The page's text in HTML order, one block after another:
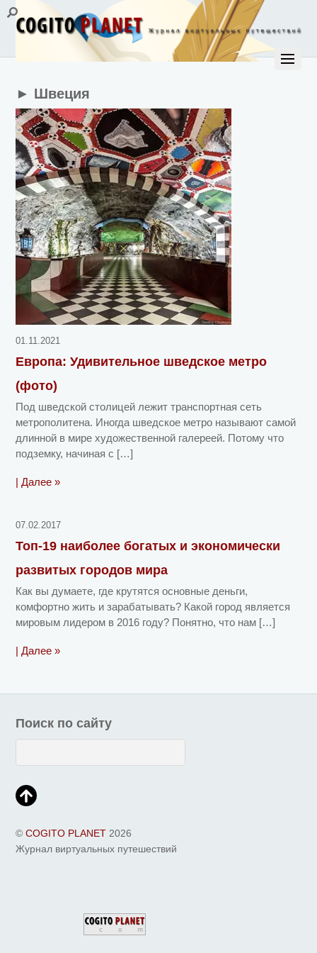
► Швеция
01.11.2021
Европа: Удивительное шведское метро
(фото)
Под шведской столицей лежит транспортная сеть
метрополитена. Иногда шведское метро называют самой
длинной в мире художественной галереей. Потому что
подземку, начиная с […]
| Далее »
07.02.2017
Топ-19 наиболее богатых и экономически
развитых городов мира
Как вы думаете, где крутятся основные деньги,
комфортно жить и зарабатывать? Какой город является
мировым лидером в 2016 году? Понятно, что нам […]
| Далее »
Поиск по сайту
©COGITO PLANET 2026
Журнал виртуальных путешествий